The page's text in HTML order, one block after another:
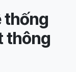
thống
thông